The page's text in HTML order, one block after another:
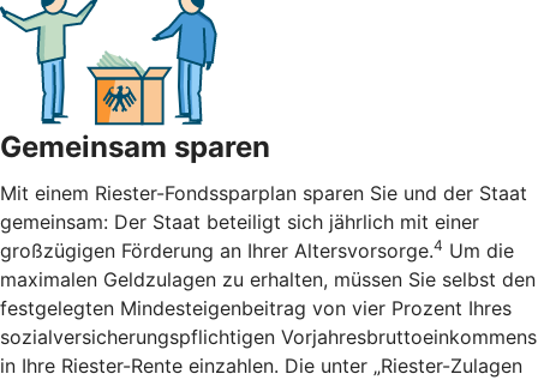
Gemeinsam sparen
Mit einem Riester-Fondssparplan sparen Sie und der Staat
gemeinsam: Der Staat beteiligt sich jährlich mit einer
großzügigen Förderung an Ihrer Altersvorsorge.4 Um die
maximalen Geldzulagen zu erhalten, müssen Sie selbst den
festgelegten Mindesteigenbeitrag von vier Prozent Ihres
sozialversicherungspflichtigen Vorjahresbruttoeinkommens
in Ihre Riester-Rente einzahlen. Die unter „Riester-Zulagen